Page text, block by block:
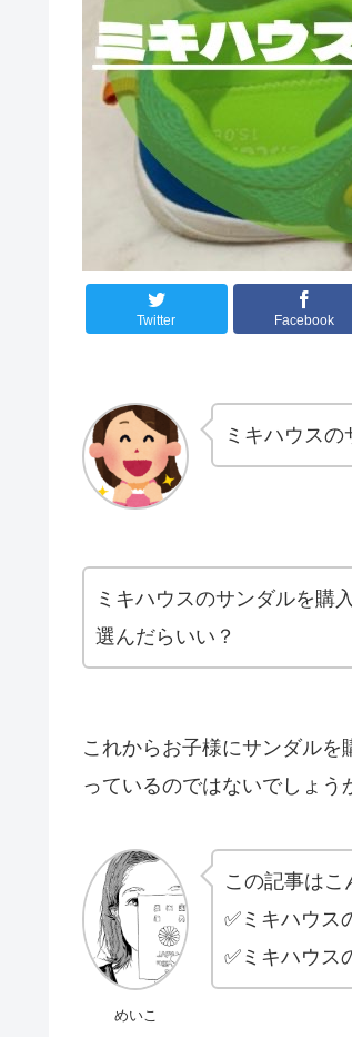
Twitter Facebook
ミキハウス
ミキハウスのサンダルを購
選んだらいい？
これからお子様にサンダル
っているのではないでしょう
めいこ
この記事はこ
✅ミキハウス
✅ミキハウス